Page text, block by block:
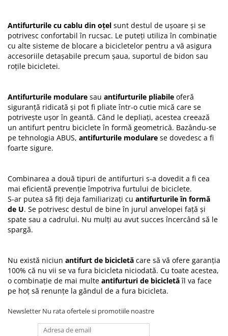
Antifurturile cu cablu din oțel sunt destul de ușoare și se
potrivesc confortabil în rucsac. Le puteți utiliza în combinație
cu alte sisteme de blocare a bicicletelor pentru a vă asigura
accesoriile detașabile precum șaua, suportul de bidon sau
roțile bicicletei.
Antifurturile modulare sau antifurturile pliabile oferă
siguranță ridicată și pot fi pliate într-o cutie mică care se
potrivește ușor în geantă. Când le depliați, acestea creează
un antifurt pentru biciclete în formă geometrică. Bazându-se
pe tehnologia ABUS, antifurturile modulare se dovedesc a fi
foarte sigure.
Combinarea a două tipuri de antifurturi s-a dovedit a fi cea
mai eficientă prevenție împotriva furtului de biciclete.
S-ar putea să fiți deja familiarizați cu antifurturile în formă
de U. Se potrivesc destul de bine în jurul anvelopei față și
spate sau a cadrului. Nu mulți au avut succes încercând să le
spargă.
Nu există niciun antifurt de bicicletă care să vă ofere garanția
100% că nu vii se va fura bicicleta niciodată. Cu toate acestea,
o combinație de mai multe antifurturi de bicicletăîl va face
pe hoț să renunțe la gândul de a fura bicicleta.
Newsletter Nu rata ofertele si promotiile noastre